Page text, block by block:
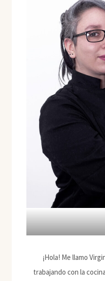
¡Hola! Me llamo
trabajando con la